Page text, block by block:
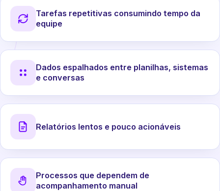
Tarefas repetitivas consumindo tempo da
equipe
Dados espalhados entre planilhas, sistemas
e conversas
Relatórios lentos e pouco acionáveis
Processos que dependem de
acompanhamento manual